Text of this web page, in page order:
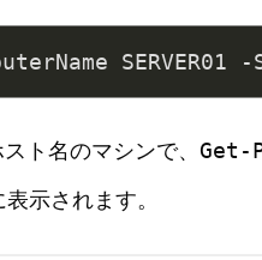
ト名のマシンで、 Get-
示されます。